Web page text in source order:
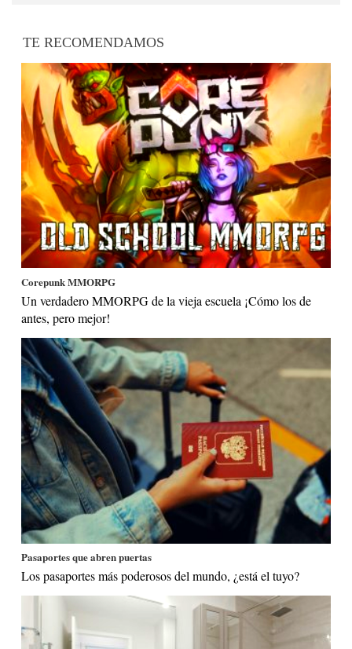
TE RECOMENDAMOS
Corepunk MMORPG
Un verdadero MMORPG de la vieja escuela ¡Cómo los de
antes, pero mejor!
Pasaportes que abren puertas
Los pasaportes más poderosos del mundo, ¿está el tuyo?